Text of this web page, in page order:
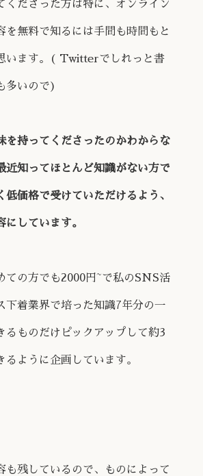
くださった方は特に、オンライン
を無料で知るには手間も時間もと
います。( Twitterでしれっと書
多いので)
を持ってくださったのかわからな
近知ってほとんど知識がない方で
低価格で受けていただけるよう、
にしています。
ての方でも2000円~で私のSNS活
下着業界で培った知識7年分の一
るものだけピックアップして約3
るように企画しています。
も残しているので、ものによって